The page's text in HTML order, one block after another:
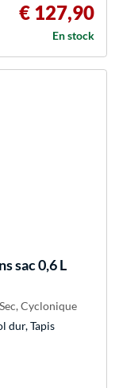
€ 127,90
En stock
sac 0,6 L
Cyclonique
dur, Tapis